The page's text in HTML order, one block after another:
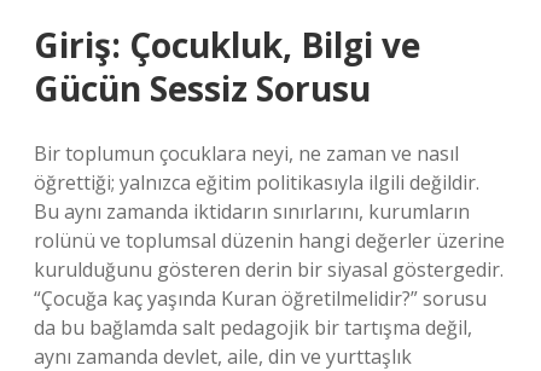
Giriş: Çocukluk, Bilgi ve
Gücün Sessiz Sorusu
Bir toplumun çocuklara neyi, ne zaman ve nasıl
öğrettiği; yalnızca eğitim politikasıyla ilgili değildir.
Bu aynı zamanda iktidarın sınırlarını, kurumların
rolünü ve toplumsal düzenin hangi değerler üzerine
kurulduğunu gösteren derin bir siyasal göstergedir.
“Çocuğa kaç yaşında Kuran öğretilmelidir?” sorusu
da bu bağlamda salt pedagojik bir tartışma değil,
aynı zamanda devlet, aile, din ve yurttaşlık